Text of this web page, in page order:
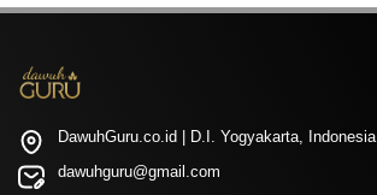
DawuhGuru.co.id | D.I. Yogyakarta, Indonesia
dawuhguru@gmail.com